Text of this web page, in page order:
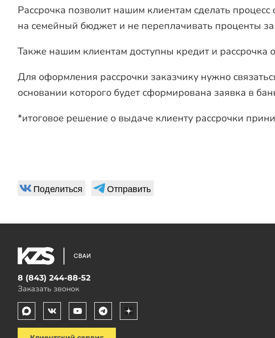
Рассрочка позволит нашим клиентам сделать
на семейный бюджет и не переплачивать проценты за
Также нашим клиентам доступны кредит и рассрочка
Для оформления рассрочки заказчику нужно
основании которого будет сформирована заявка в
*итоговое решение о выдаче клиенту рассрочки
Поделиться Отправить
8 (843) 244-88-52
Заказать звонок